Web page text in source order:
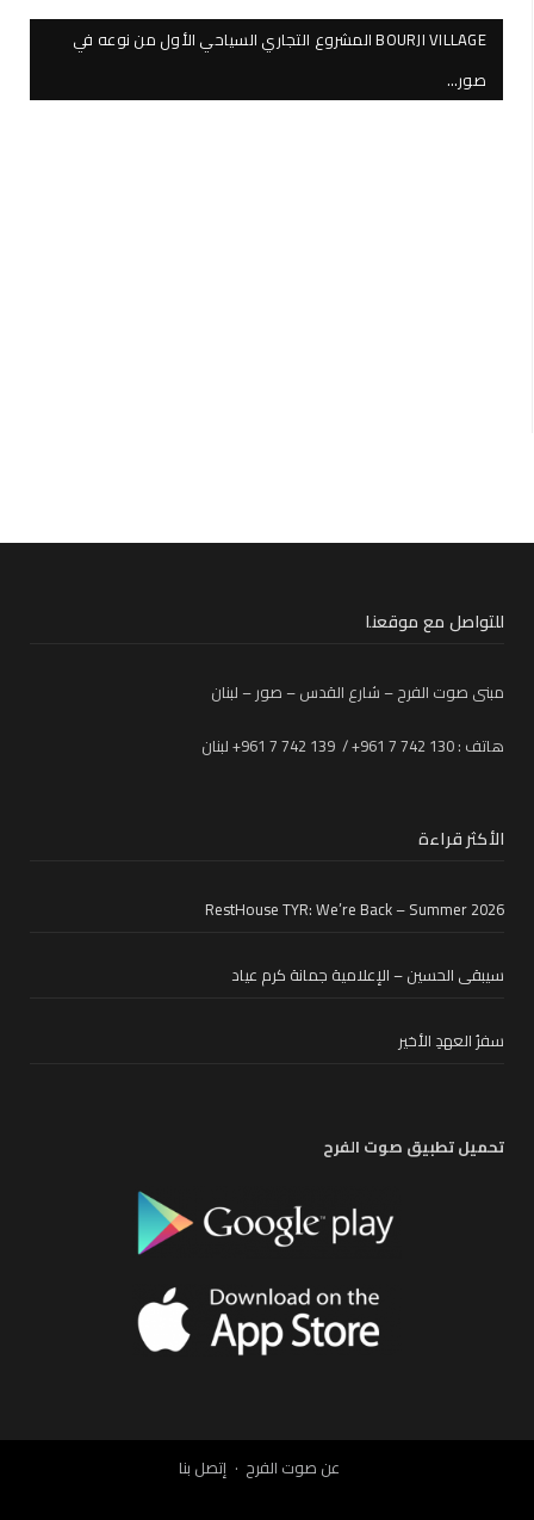
BOURJI VILLAGE المشروع التجاري السياحي الأول من نوعه في
صور…
للتواصل مع موقعنا
مبنى صوت الفرح – شارع القدس – صور – لبنان
هاتف : 130 742 7 961+ / 139 742 7 961+ لبنان
الأكثر قراءة
RestHouse TYR: We’re Back – Summer 2026
سيبقى الحسين – الإعلامية جمانة كرم عياد
سفرُ العهدِ الأخير
تحميل تطبيق صوت الفرح
عن صوت الفرح إتصل بنا